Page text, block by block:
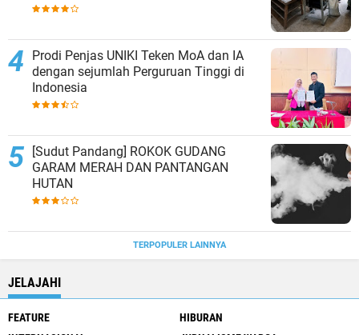
Prodi Penjas UNIKI Teken MoA dan IA
dengan sejumlah Perguruan Tinggi di
Indonesia
[Sudut Pandang] ROKOK GUDANG
GARAM MERAH DAN PANTANGAN
HUTAN
TERPOPULER LAINNYA
JELAJAHI
FEATURE
HIBURAN